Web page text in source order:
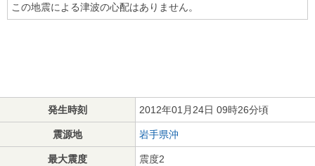
この地震による津波の心配はありません。
発生時刻 2012年01月24日 09時26分頃
震源地 岩手県沖
最大震度 震度2